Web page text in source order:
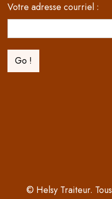
Votre adresse courriel :
© Helsy Traiteur.